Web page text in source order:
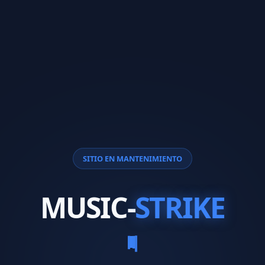
SITIO EN MANTENIMIENTO
MUSIC-STRIKE